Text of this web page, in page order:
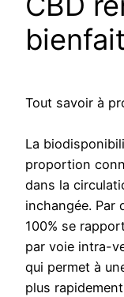
Tout savoir à
La
proportion
dans la
inchangée. Par
100% se
par voie intra-
qui permet à
plus